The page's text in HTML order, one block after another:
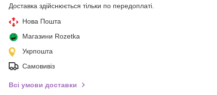
Доставка здійснюється тільки по передоплаті.
Нова Пошта
Магазини Rozetka
Укрпошта
Самовивіз
Всі умови доставки